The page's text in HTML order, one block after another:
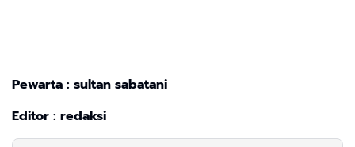
Pewarta : sultan sabatani
Editor : redaksi